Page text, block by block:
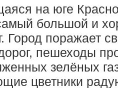
на юге
большой и
Город поражает
пешеходы
зелёных
цветники